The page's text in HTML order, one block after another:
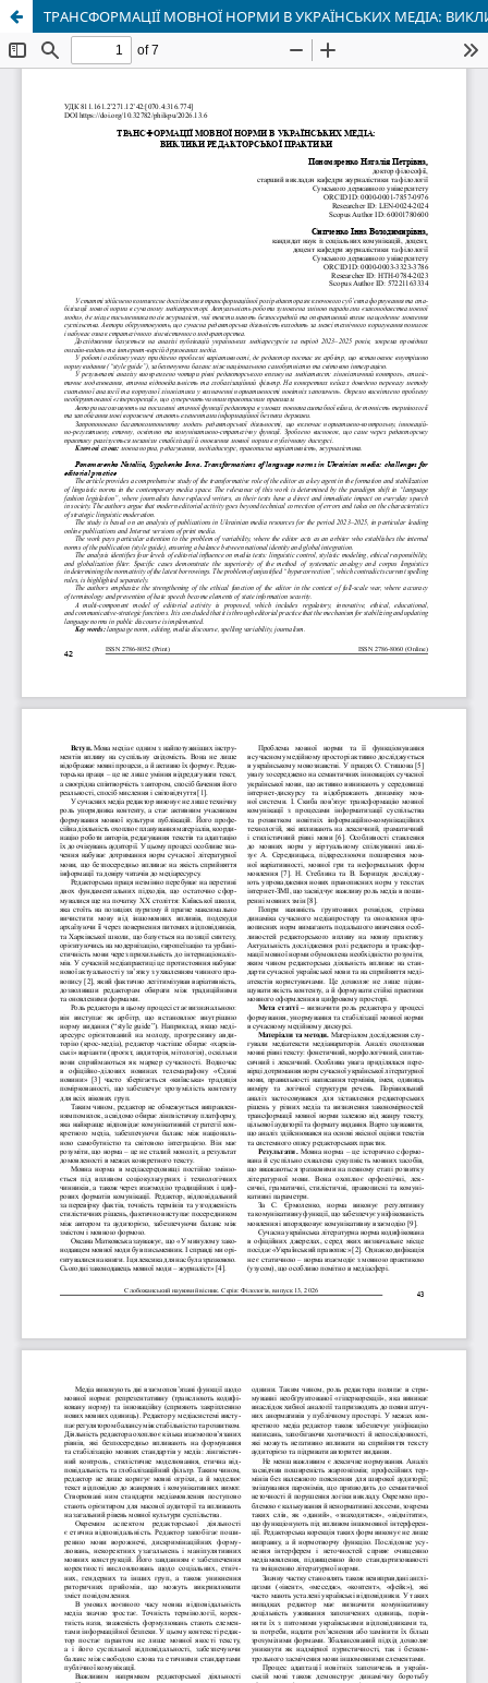
ТРАНСФОРМАЦІЇ МОВНОЇ НОРМИ В УКРАЇНСЬКИХ МЕДІА: